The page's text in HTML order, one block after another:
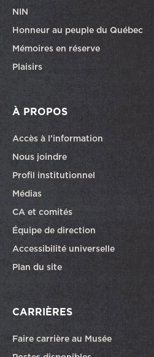
NIN
Honneur au peuple du Québec
Mémoires en réserve
Plaisirs
À PROPOS
Accès à l’information
Nous joindre
Profil institutionnel
Médias
CA et comités
Équipe de direction
Accessibilité universelle
Plan du site
CARRIÈRES
Faire carrière au Musée